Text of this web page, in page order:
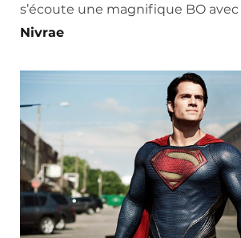
s’écoute une magnifique BO avec
Nivrae